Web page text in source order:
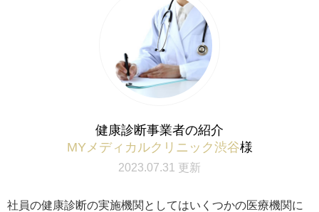
健康診断事業者の紹介
MYメディカルクリニック渋谷様
2023.07.31 更新
社員の健康診断の実施機関としてはいくつかの医療機関に